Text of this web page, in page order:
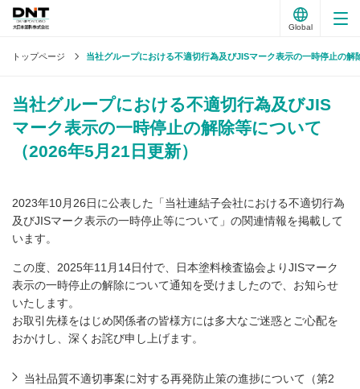
Global
トップページ 当社グループにおける不適切行為及びJISマーク表示の一時停止の解
当社グループにおける不適切行為及びJIS
マーク表示の一時停止の解除等について
（2026年5月21日更新）
2023年10月26日に公表した「当社連結子会社における不適切行為
及びJISマーク表示の一時停止等について」の関連情報を掲載して
います。
この度、2025年11月14日付で、日本塗料検査協会よりJISマーク
表示の一時停止の解除について通知を受けましたので、お知らせ
いたします。
お取引先様をはじめ関係者の皆様方には多大なご迷惑とご心配を
おかけし、深くお詫び申し上げます。
当社品質不適切事案に対する再発防止策の進捗について（第2